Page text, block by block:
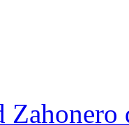
Zahonero